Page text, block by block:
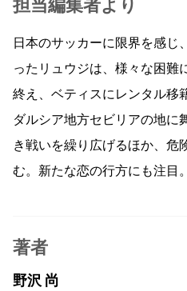
担当編集者より
日本のサッカーに限界を感じ
ったリュウジは、様々な困難
終え、ベティスにレンタル移
ダルシア地方セビリアの地に
き戦いを繰り広げるほか、危
む。新たな恋の行方にも注目
著者
野沢 尚